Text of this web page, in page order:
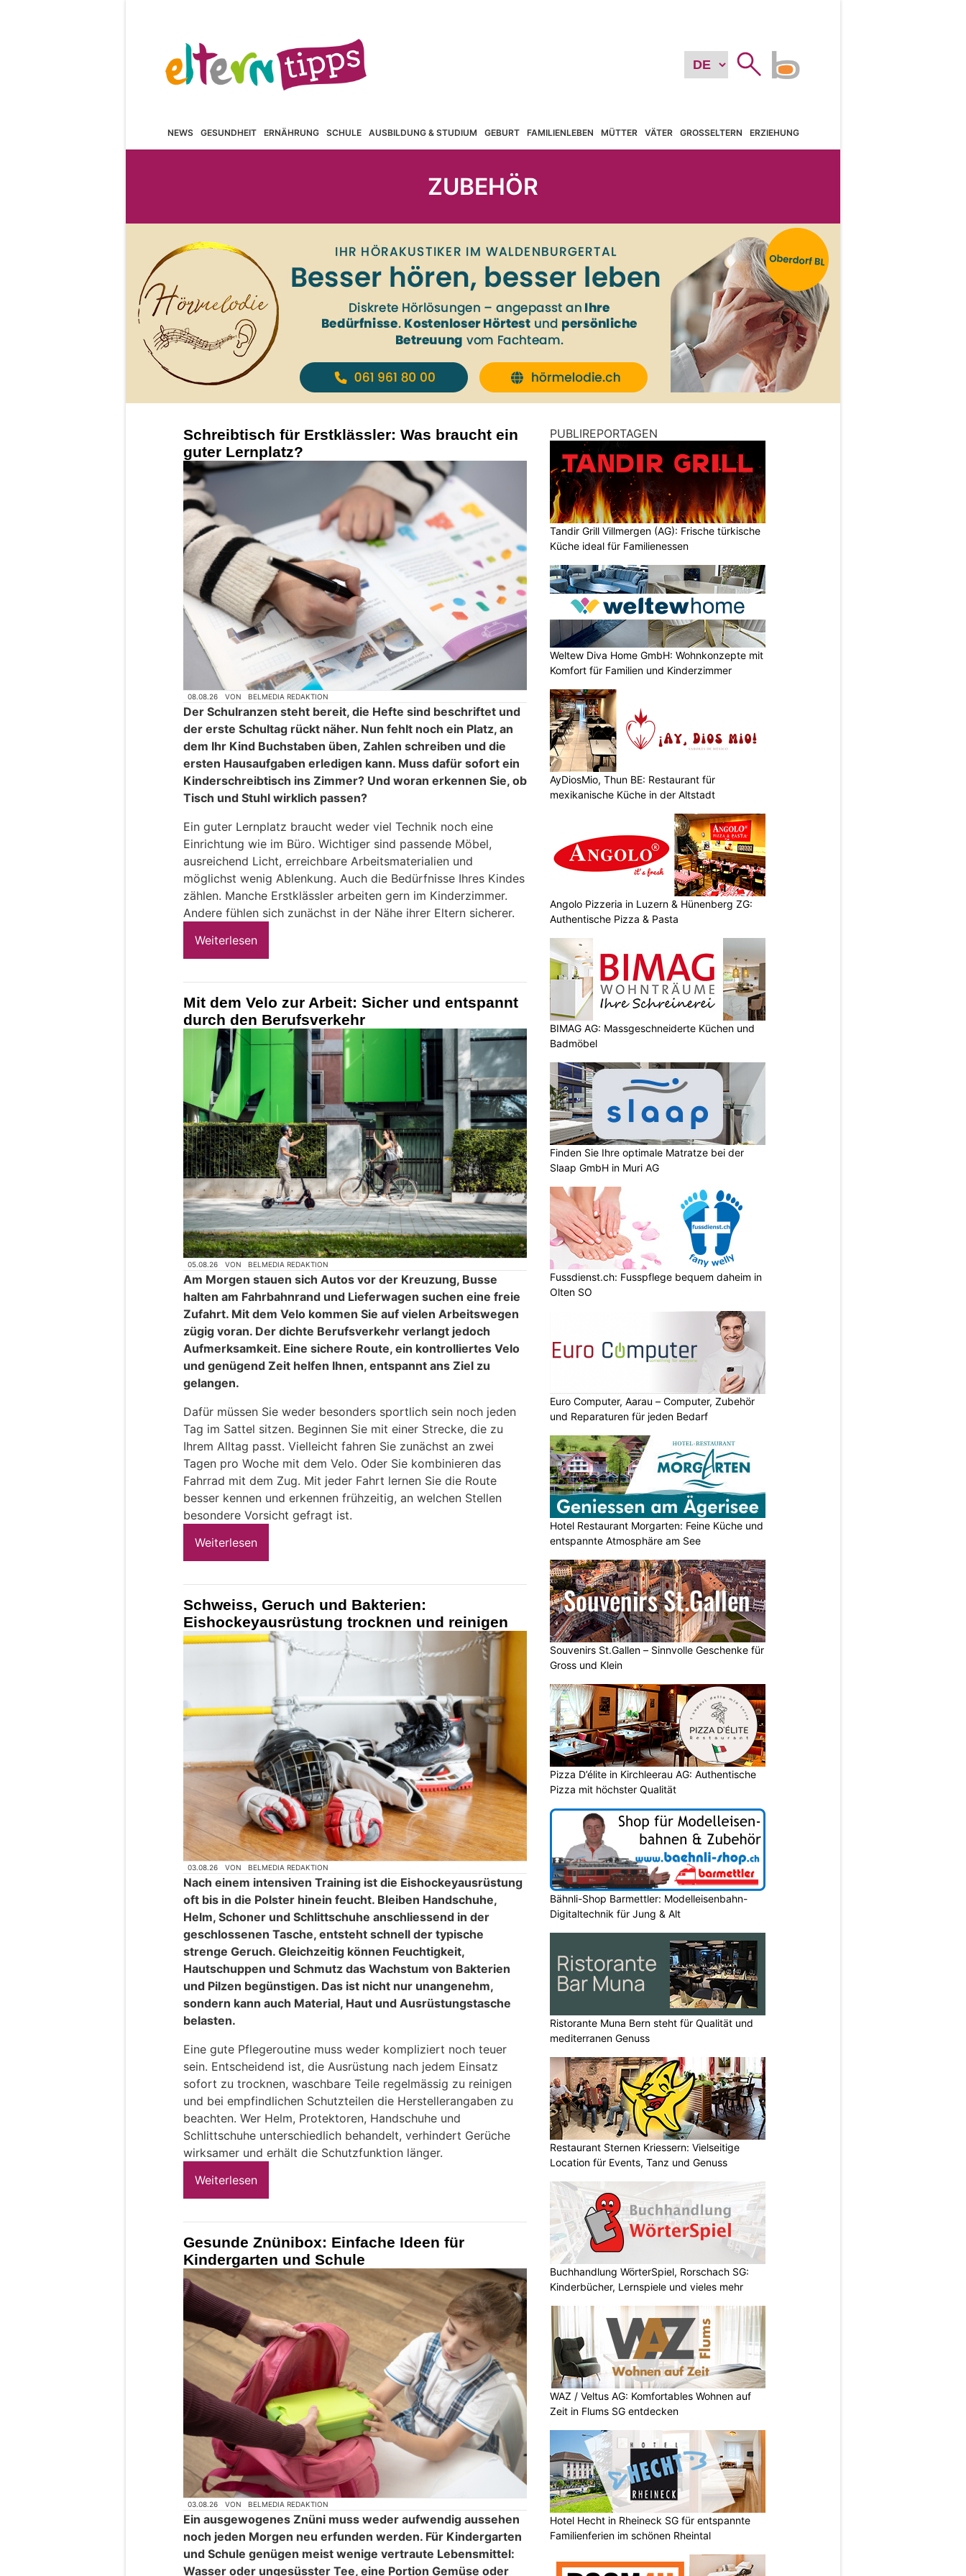
NEWS GESUNDHEIT ERNÄHRUNG SCHULE AUSBILDUNG & STUDIUM GEBURT FAMILIENLEBEN MÜTTER VÄTER GROSSELTERN ERZIEHUNG
ZUBEHÖR
Schreibtisch für Erstklässler: Was braucht ein
guter Lernplatz?
08.08.26 VON BELMEDIA REDAKTION
Der Schulranzen steht bereit, die Hefte sind beschriftet und
der erste Schultag rückt näher. Nun fehlt noch ein Platz, an
dem Ihr Kind Buchstaben üben, Zahlen schreiben und die
ersten Hausaufgaben erledigen kann. Muss dafür sofort ein
Kinderschreibtisch ins Zimmer? Und woran erkennen Sie, ob
Tisch und Stuhl wirklich passen?
Ein guter Lernplatz braucht weder viel Technik noch eine
Einrichtung wie im Büro. Wichtiger sind passende Möbel,
ausreichend Licht, erreichbare Arbeitsmaterialien und
möglichst wenig Ablenkung. Auch die Bedürfnisse Ihres Kindes
zählen. Manche Erstklässler arbeiten gern im Kinderzimmer.
Andere fühlen sich zunächst in der Nähe ihrer Eltern sicherer.
Weiterlesen
Mit dem Velo zur Arbeit: Sicher und entspannt
durch den Berufsverkehr
05.08.26 VON BELMEDIA REDAKTION
Am Morgen stauen sich Autos vor der Kreuzung, Busse
halten am Fahrbahnrand und Lieferwagen suchen eine freie
Zufahrt. Mit dem Velo kommen Sie auf vielen Arbeitswegen
zügig voran. Der dichte Berufsverkehr verlangt jedoch
Aufmerksamkeit. Eine sichere Route, ein kontrolliertes Velo
und genügend Zeit helfen Ihnen, entspannt ans Ziel zu
gelangen.
Dafür müssen Sie weder besonders sportlich sein noch jeden
Tag im Sattel sitzen. Beginnen Sie mit einer Strecke, die zu
Ihrem Alltag passt. Vielleicht fahren Sie zunächst an zwei
Tagen pro Woche mit dem Velo. Oder Sie kombinieren das
Fahrrad mit dem Zug. Mit jeder Fahrt lernen Sie die Route
besser kennen und erkennen frühzeitig, an welchen Stellen
besondere Vorsicht gefragt ist.
Weiterlesen
Schweiss, Geruch und Bakterien:
Eishockeyausrüstung trocknen und reinigen
03.08.26 VON BELMEDIA REDAKTION
Nach einem intensiven Training ist die Eishockeyausrüstung
oft bis in die Polster hinein feucht. Bleiben Handschuhe,
Helm, Schoner und Schlittschuhe anschliessend in der
geschlossenen Tasche, entsteht schnell der typische
strenge Geruch. Gleichzeitig können Feuchtigkeit,
Hautschuppen und Schmutz das Wachstum von Bakterien
und Pilzen begünstigen. Das ist nicht nur unangenehm,
sondern kann auch Material, Haut und Ausrüstungstasche
belasten.
Eine gute Pflegeroutine muss weder kompliziert noch teuer
sein. Entscheidend ist, die Ausrüstung nach jedem Einsatz
sofort zu trocknen, waschbare Teile regelmässig zu reinigen
und bei empfindlichen Schutzteilen die Herstellerangaben zu
beachten. Wer Helm, Protektoren, Handschuhe und
Schlittschuhe unterschiedlich behandelt, verhindert Gerüche
wirksamer und erhält die Schutzfunktion länger.
Weiterlesen
Gesunde Znünibox: Einfache Ideen für
Kindergarten und Schule
03.08.26 VON BELMEDIA REDAKTION
Ein ausgewogenes Znüni muss weder aufwendig aussehen
noch jeden Morgen neu erfunden werden. Für Kindergarten
und Schule genügen meist wenige vertraute Lebensmittel:
Wasser oder ungesüsster Tee, eine Portion Gemüse oder
PUBLIREPORTAGEN
Tandir Grill Villmergen (AG): Frische türkische
Küche ideal für Familienessen
Weltew Diva Home GmbH: Wohnkonzepte mit
Komfort für Familien und Kinderzimmer
AyDiosMio, Thun BE: Restaurant für
mexikanische Küche in der Altstadt
Angolo Pizzeria in Luzern & Hünenberg ZG:
Authentische Pizza & Pasta
BIMAG AG: Massgeschneiderte Küchen und
Badmöbel
Finden Sie Ihre optimale Matratze bei der
Slaap GmbH in Muri AG
Fussdienst.ch: Fusspflege bequem daheim in
Olten SO
Euro Computer, Aarau – Computer, Zubehör
und Reparaturen für jeden Bedarf
Hotel Restaurant Morgarten: Feine Küche und
entspannte Atmosphäre am See
Souvenirs St.Gallen – Sinnvolle Geschenke für
Gross und Klein
Pizza D’élite in Kirchleerau AG: Authentische
Pizza mit höchster Qualität
Bähnli-Shop Barmettler: Modelleisenbahn-
Digitaltechnik für Jung & Alt
Ristorante Muna Bern steht für Qualität und
mediterranen Genuss
Restaurant Sternen Kriessern: Vielseitige
Location für Events, Tanz und Genuss
Buchhandlung WörterSpiel, Rorschach SG:
Kinderbücher, Lernspiele und vieles mehr
WAZ / Veltus AG: Komfortables Wohnen auf
Zeit in Flums SG entdecken
Hotel Hecht in Rheineck SG für entspannte
Familienferien im schönen Rheintal